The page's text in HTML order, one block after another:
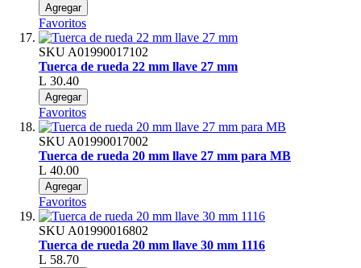
Agregar
Favoritos
SKU A01990017102
Tuerca de rueda 22 mm llave 27 mm
L 30.40
Agregar
Favoritos
SKU A01990017002
Tuerca de rueda 20 mm llave 27 mm para MB
L 40.00
Agregar
Favoritos
SKU A01990016802
Tuerca de rueda 20 mm llave 30 mm 1116
L 58.70